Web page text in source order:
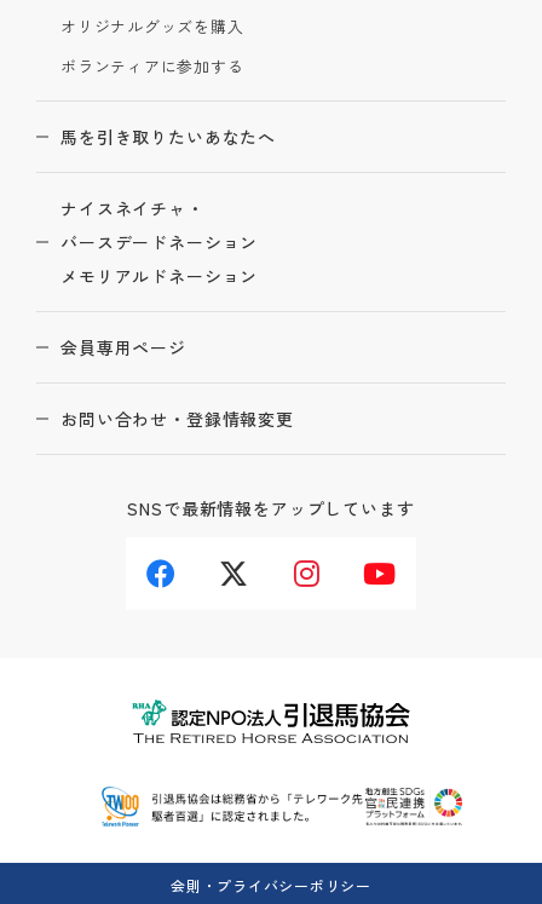
オリジナルグッズを購入
ボランティアに参加する
馬を引き取りたいあなたへ
ナイスネイチャ・
バースデードネーション
メモリアルドネーション
会員専用ページ
お問い合わせ・登録情報変更
SNSで最新情報をアップしています
会則・プライバシーポリシー